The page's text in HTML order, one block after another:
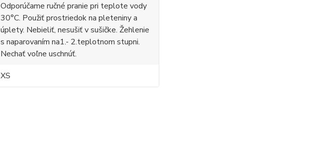
Odporúčame ručné pranie pri teplote vody
30°C. Použiť prostriedok na pleteniny a
úplety. Nebieliť, nesušiť v sušičke. Žehlenie
s naparovaním na1.- 2.teplotnom stupni.
Nechať voľne uschnúť.
XS